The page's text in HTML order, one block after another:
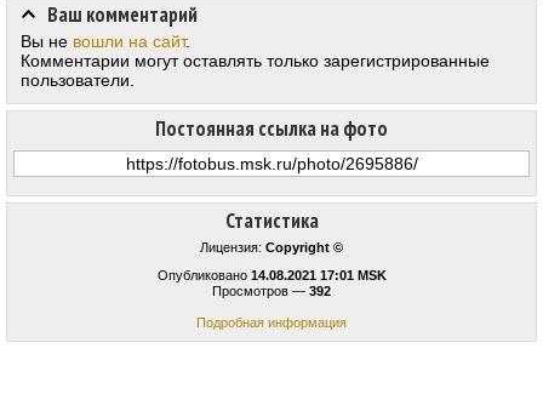
Статистика
Лицензия: Copyright ©
Опубликовано 14.08.2021 17:01 MSK
Просмотров — 392
Подробная информация
Постоянная ссылка на фото
Ваш комментарий
Вы не вошли на сайт.
Комментарии могут оставлять только зарегистрированные
пользователи.